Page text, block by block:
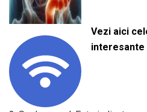
Vezi aici
interesante